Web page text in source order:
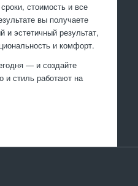
стоимость и все
вы получаете
и эстетичный результат,
и комфорт.
— и создайте
и стиль работают на